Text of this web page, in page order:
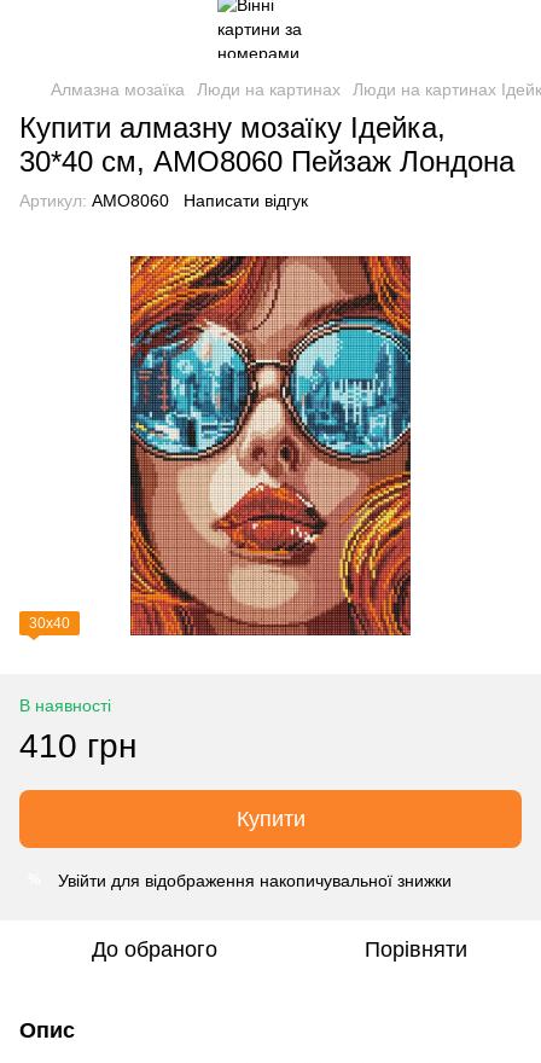
Алмазна мозаїка Люди на картинах Люди на картинах
Купити алмазну мозаїку Ідейка,
30*40 см, AMO8060 Пейзаж Лондона
Артикул: AMO8060 Написати відгук
30х40
В наявності
410 грн
Купити
Увійти для відображення накопичувальної знижки
До обраного Порівняти
Опис